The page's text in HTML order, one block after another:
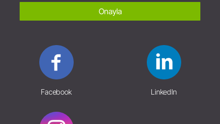
Onayla
Facebook LinkedIn